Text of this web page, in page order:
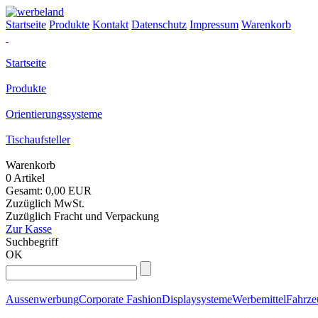
Startseite Produkte Kontakt Datenschutz Impressum Warenkorb
Startseite
Produkte
Orientierungssysteme
Tischaufsteller
Warenkorb
0 Artikel
Gesamt: 0,00 EUR
Zuzüglich MwSt.
Zuzüglich Fracht und Verpackung
Zur Kasse
Suchbegriff
OK
AussenwerbungCorporate FashionDisplaysystemeWerbemittel